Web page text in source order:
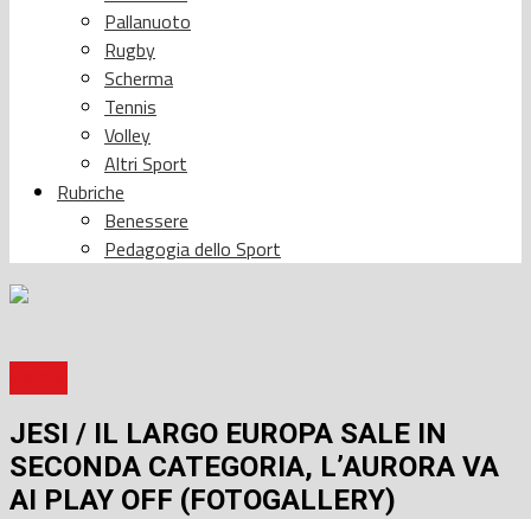
Pallanuoto
Rugby
Scherma
Tennis
Volley
Altri Sport
Rubriche
Benessere
Pedagogia dello Sport
JESI / IL LARGO EUROPA SALE IN
SECONDA CATEGORIA, L’AURORA VA
AI PLAY OFF (FOTOGALLERY)